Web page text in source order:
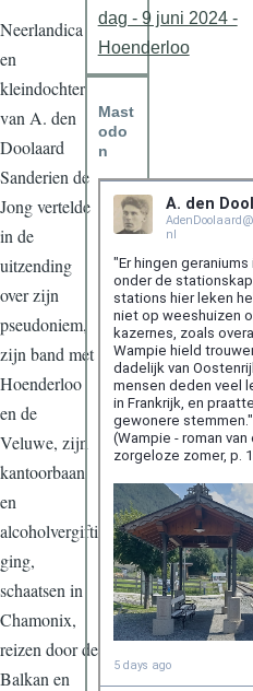
Neerlandica
en
kleindochter
van A. den
Doolaard
Sanderien de
Jong vertelde
in de
uitzending
over zijn
pseudoniem,
zijn band met
Hoenderloo
en de
Veluwe, zijn
kantoorbaan
en
alcoholvergifti
ging,
schaatsen in
Chamonix,
reizen door de
Balkan en
dag - 9 juni 2024 -
Hoenderloo
Mast
odo
n